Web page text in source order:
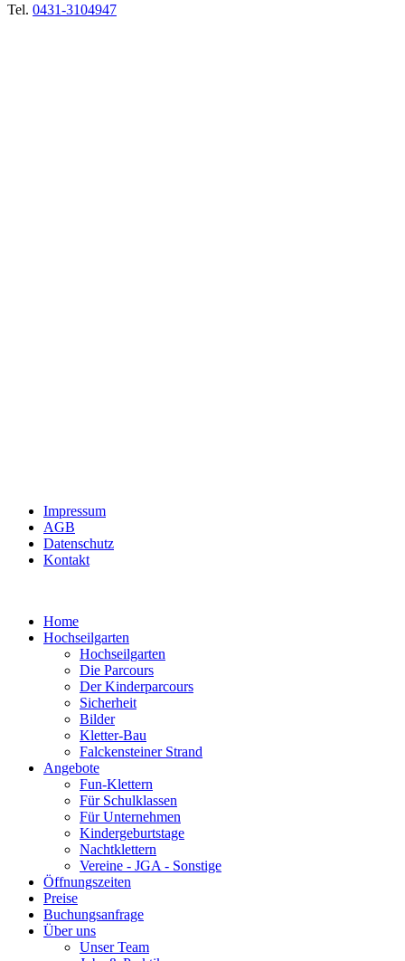
Tel. 0431-3104947
Impressum
AGB
Datenschutz
Kontakt
Home
Hochseilgarten
Hochseilgarten
Die Parcours
Der Kinderparcours
Sicherheit
Bilder
Kletter-Bau
Falckensteiner Strand
Angebote
Fun-Klettern
Für Schulklassen
Für Unternehmen
Kindergeburtstage
Nachtklettern
Vereine - JGA - Sonstige
Öffnungszeiten
Preise
Buchungsanfrage
Über uns
Unser Team